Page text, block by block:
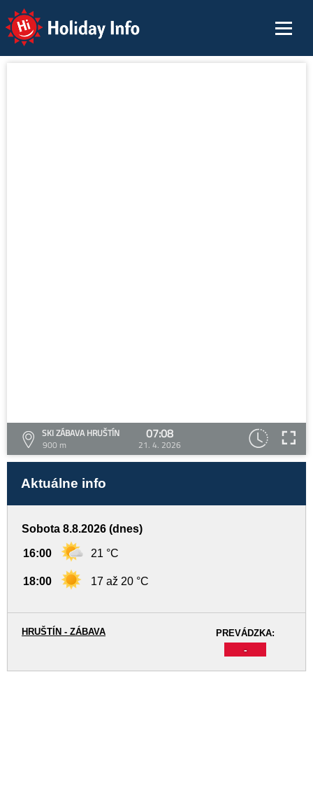
Holiday Info
SKI ZÁBAVA HRUŠTÍN
900 m
07:08
21. 4. 2026
Aktuálne info
Sobota 8.8.2026 (dnes)
16:00 21 °C
18:00 17 až 20 °C
PREVÁDZKA:
-
HRUŠTÍN - ZÁBAVA